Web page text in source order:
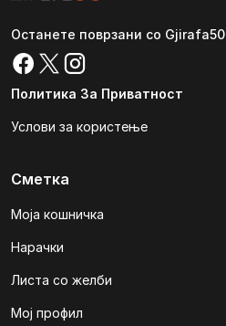
Останете поврзани со Gjirafa50
Политика За Приватност
Услови за користење
Сметка
Моја кошничка
Нарачки
Листа со желби
Мој профил